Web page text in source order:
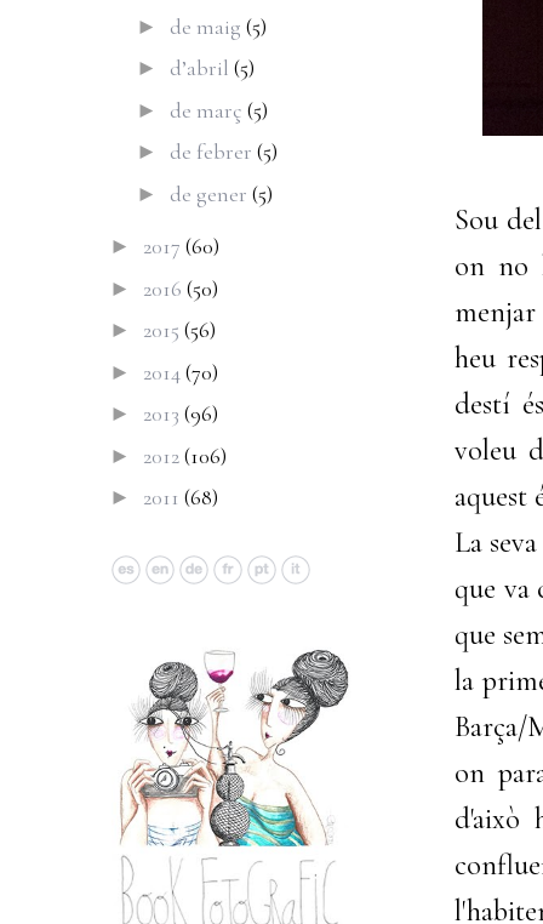
Sou
on no
menjar
heu
destí
voleu
aquest
La
que va
que
la
Barça/
on
d'això
► de maig (5)
► d’abril (5)
► de març (5)
► de febrer (5)
► de gener (5)
► 2017 (60)
► 2016 (50)
► 2015 (56)
► 2014(70)
► 2013 (96)
► 2012(106)
► 2011 (68)